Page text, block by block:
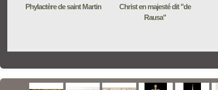
Phylactère de saint Martin
Christ en majesté dit "de
Rausa"